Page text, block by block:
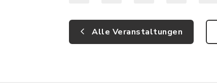
Alle Veranstaltungen